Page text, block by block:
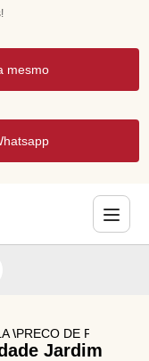
mesmo
WHITE
PRECO DE PULA
Jardim